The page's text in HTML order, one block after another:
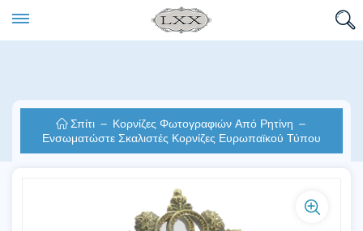
Σπίτι
Κορνίζες Φωτογραφιών Από Ρητίνη
Ενσωματώστε Σκαλιστές Κορνίζες Ευρωπαϊκού Τύπου